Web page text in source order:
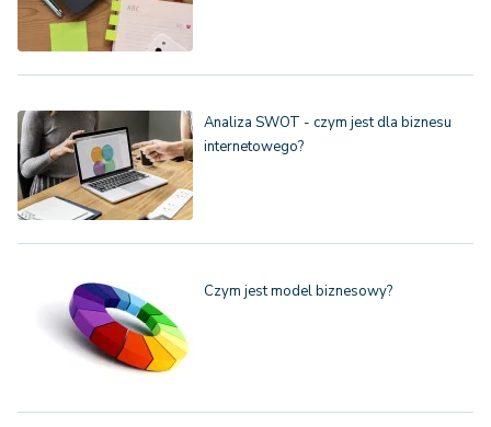
Analiza SWOT - czym jest dla biznesu
internetowego?
Czym jest model biznesowy?